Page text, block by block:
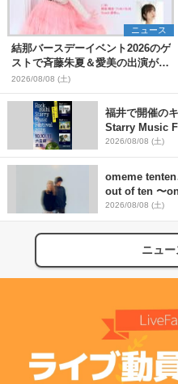
ニュース
結那バースデーイベント2026のゲ
ストで斉藤朱夏＆愛美の出演が決
定
2026/08/08 (土)
福井で開催の
Starry Music
SCOOBIE DO
2026/08/08 (土)
omeme tenten
out of ten 〜
2026/08/08 (土)
ニュ